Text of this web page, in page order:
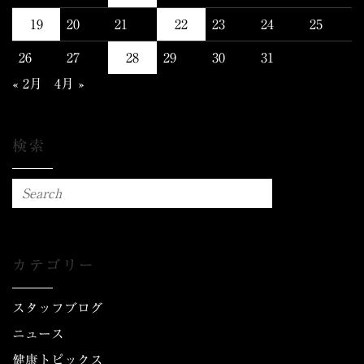
19 20 21 22 23 24 25
26 27 28 29 30
31
« 2月
4月 »
検索
カテゴリー
スタッフブログ
ニュース
健康トピックス